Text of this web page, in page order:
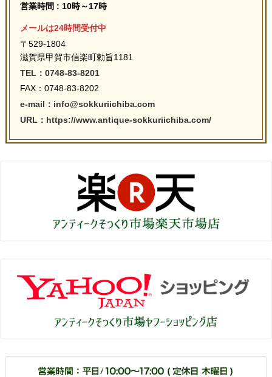
営業時間 : 10時～17時
メールは24時間受付中
〒529-1804
滋賀県甲賀市信楽町勅旨1181
TEL：0748-83-8201
FAX：0748-83-8202
e-mail：info@sokkuriichiba.com
URL：https://www.antique-sokkuriichiba.com/